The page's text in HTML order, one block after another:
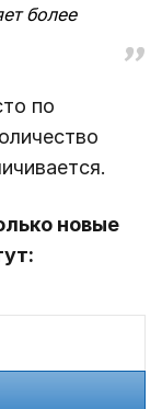
более
по
новые